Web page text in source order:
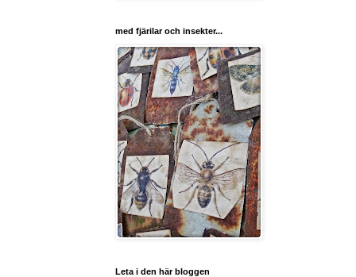
med fjärilar och insekter...
Leta i den här bloggen